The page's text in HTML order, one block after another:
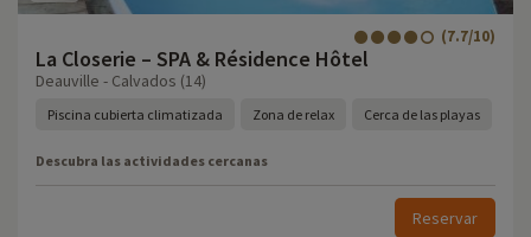
La Closerie – SPA & Résidence Hôtel
(7.7/10)
Deauville - Calvados (14)
Piscina cubierta climatizada Zona de relax Cerca de las playas
Descubra las actividades cercanas
Reservar